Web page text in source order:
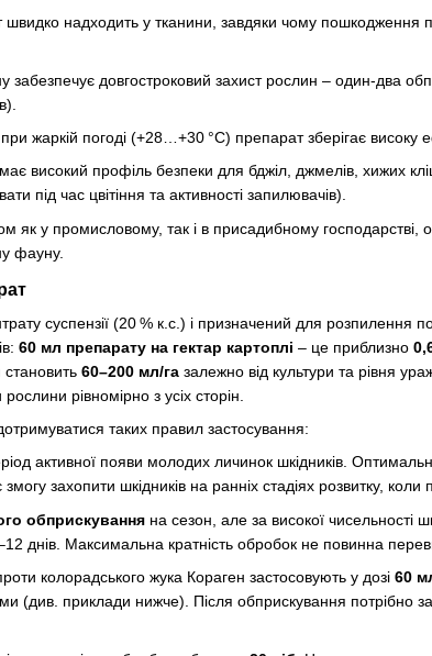
надходить у тканини, завдяки чому пошкодження
забезпечує довгостроковий захист рослин – один-два
при жаркій погоді (+28…+30 °C) препарат зберігає високу
високий профіль безпеки для бджіл, джмелів, хижих
під час цвітіння та активності запилювачів).
як у промисловому, так і в присадибному господарстві,
фауну.
суспензії (20 % к.с.) і призначений для
60 мл препарату на гектар картоплі – це приблизно
60–200 мл/га залежно від культури та рівня
рівномірно з усіх сторін.
таких правил застосування:
активної появи молодих личинок шкідників.
захопити шкідників на ранніх стадіях розвитку, коли
обприскування на сезон, але за високої чисельності
днів. Максимальна кратність обробок не повинна
колорадського жука Кораген застосовують у дозі 60
(див. приклади нижче). Після обприскування потрібно